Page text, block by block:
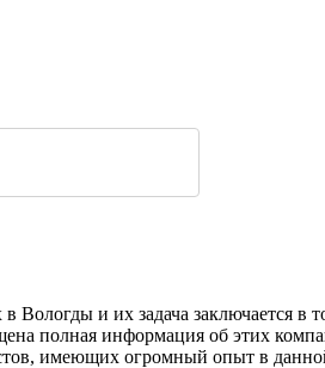
и их задача заключается
полная информация об этих
имеющих огромный опыт в